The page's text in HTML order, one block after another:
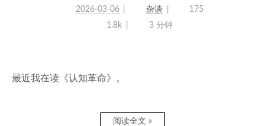
2026-03-06 杂谈
175
1.8k
3 分钟
最近我在读《认知革命》。
阅读全文 »